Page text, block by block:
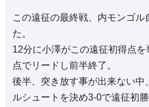
この遠征の最終戦、内モンゴル
た。
12分に小澤がこの遠征初得点
点でリードし前半終了。
後半、突き放す事が出来ない中
ルシュートを決め3-0で遠征初